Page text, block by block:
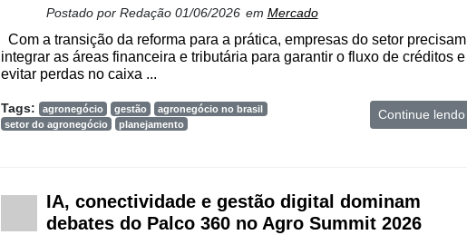
Postado por Redação 01/06/2026 em Mercado
Com a transição da reforma para a prática, empresas do setor precisam
integrar as áreas financeira e tributária para garantir o fluxo de créditos e
evitar perdas no caixa ...
Tags: agronegócio gestão
agronegócio no brasil
setor do agronegócio
planejamento
Continue lendo
IA, conectividade e gestão digital dominam
debates do Palco 360 no Agro Summit 2026